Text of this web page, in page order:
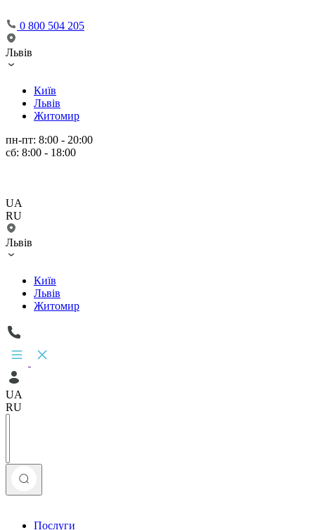
0 800 504 205
Львів
Київ
Львів
Житомир
пн-пт: 8:00 - 20:00
сб: 8:00 - 18:00
UA
RU
Львів
Київ
Львів
Житомир
UA
RU
Послуги